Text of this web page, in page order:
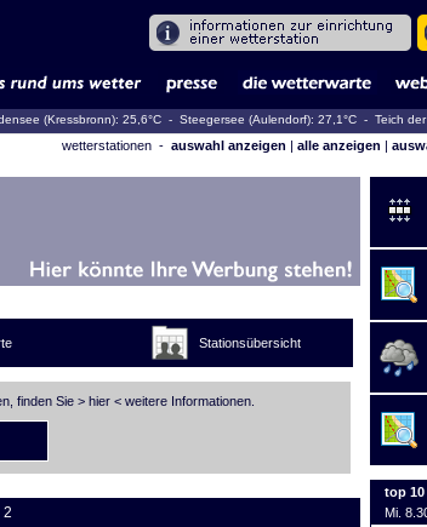
(Kressbronn): 25,6°C - Steegersee (Aulendorf): 27,1°C - Teich
wetterstationen - auswahl anzeigen | alle anzeigen |
Stationsübersicht
finden Sie > hier< weitere Informationen.
2
top 10
Mi.